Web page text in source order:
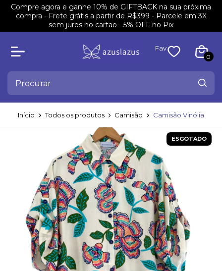
Compre agora e ganhe 10% de GIFTBACK na sua próxima
compra - Frete grátis a partir de R$399 - Parcele em 3X
sem juros no cartao - 5% OFF no Pix
Fav
0
Início Todos os produtos Camisão Camisão Vinólia
ESGOTADO